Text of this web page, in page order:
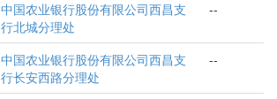
中国农业银行股份有限公司西昌支
行北城分理处
--
中国农业银行股份有限公司西昌支
行长安西路分理处
--